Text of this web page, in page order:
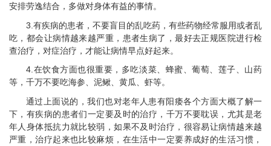
安排劳逸结合，多做对身体有益的事情。
3.有疾病的患者，不要盲目的乱吃药，有些药物经常服用或者乱
吃，都会让病情越来越严重，患者生病了，最好去正规医院进行检
查治疗，对症治疗，才能让病情早点好起来。
4.在饮食方面也很重要，多吃淡菜、蜂蜜、葡萄、莲子、山药
等，千万不要吃海参、泥鳅、黄瓜、虾等。
通过上面说的，我们也对老年人患有阳痿各个方面大概了解一
下，有疾病的患者们一定要及时的治疗，千万不要耽误，尤其是老
年人身体抵抗力就比较弱，如果不及时治疗，很容易让病情越来越
严重，治疗起来也比较麻烦，在生活中一定要养成好的生活习惯，